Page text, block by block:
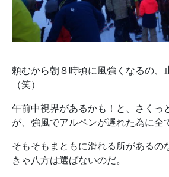
頼むから朝８時頃に風強くなるの、
（笑）
午前中視界があるかも！と、さくっ
が、強風でアルペンが遅れた為に全
そもそもまともに滑れる所があるの
きゃ八方は選ばないのだ。